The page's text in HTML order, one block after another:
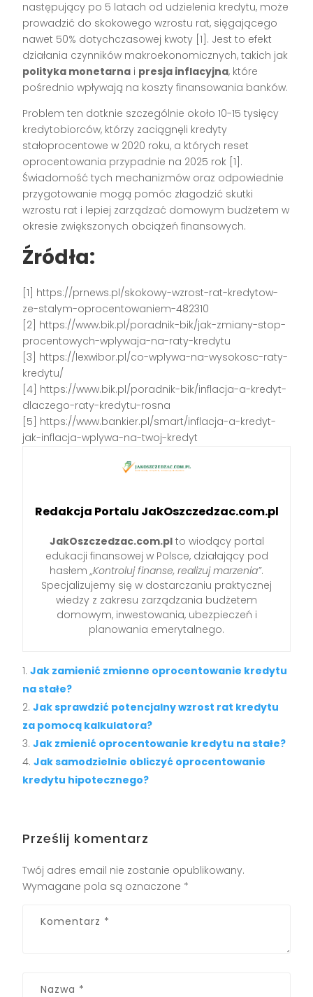
następujący po 5 latach od udzielenia kredytu, może
prowadzić do skokowego wzrostu rat, sięgającego
nawet 50% dotychczasowej kwoty [1]. Jest to efekt
działania czynników makroekonomicznych, takich jak
polityka monetarna i presja inflacyjna, które
pośrednio wpływają na koszty finansowania banków.
Problem ten dotknie szczególnie około 10-15 tysięcy
kredytobiorców, którzy zaciągnęli kredyty
stałoprocentowe w 2020 roku, a których reset
oprocentowania przypadnie na 2025 rok [1].
Świadomość tych mechanizmów oraz odpowiednie
przygotowanie mogą pomóc złagodzić skutki
wzrostu rat i lepiej zarządzać domowym budżetem w
okresie zwiększonych obciążeń finansowych.
Źródła:
[1] https://prnews.pl/skokowy-wzrost-rat-kredytow-
ze-stalym-oprocentowaniem-482310
[2] https://www.bik.pl/poradnik-bik/jak-zmiany-stop-
procentowych-wplywaja-na-raty-kredytu
[3] https://lexwibor.pl/co-wplywa-na-wysokosc-raty-
kredytu/
[4] https://www.bik.pl/poradnik-bik/inflacja-a-kredyt-
dlaczego-raty-kredytu-rosna
[5] https://www.bankier.pl/smart/inflacja-a-kredyt-
jak-inflacja-wplywa-na-twoj-kredyt
Redakcja Portalu JakOszczedzac.com.pl
JakOszczedzac.com.plto wiodący portal
edukacji finansowej w Polsce, działający pod
hasłem „Kontroluj finanse, realizuj marzenia”.
Specjalizujemy się w dostarczaniu praktycznej
wiedzy z zakresu zarządzania budżetem
domowym, inwestowania, ubezpieczeń i
planowania emerytalnego.
Jak zamienić zmienne oprocentowanie kredytu
na stałe?
Jak sprawdzić potencjalny wzrost rat kredytu
za pomocą kalkulatora?
Jak zmienić oprocentowanie kredytu na stałe?
Jak samodzielnie obliczyć oprocentowanie
kredytu hipotecznego?
Prześlij komentarz
Twój adres email nie zostanie opublikowany.
Wymagane pola są oznaczone *